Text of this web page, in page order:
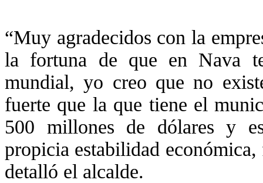
“Muy agradecidos con la
la fortuna de que en Nava
mundial, yo creo que no
fuerte que la que tiene el
500 millones de dólares y
propicia estabilidad
detalló el alcalde.